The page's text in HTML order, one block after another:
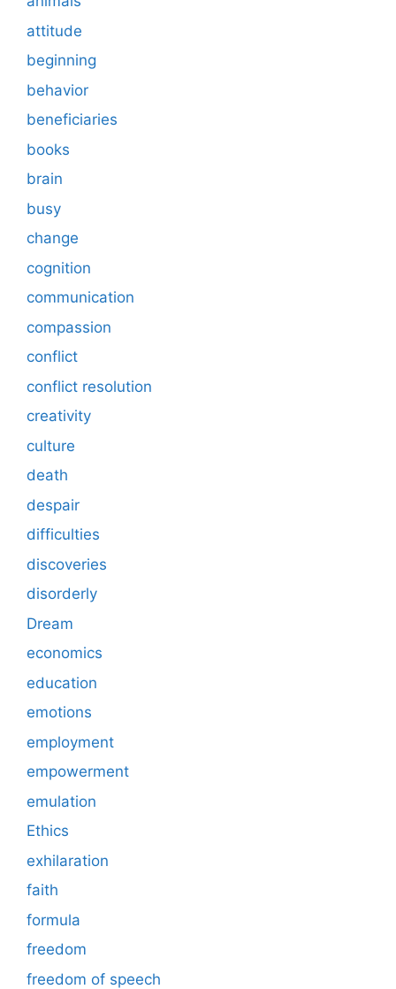
attitude
beginning
behavior
beneficiaries
books
brain
busy
change
cognition
communication
compassion
conflict
conflict resolution
creativity
culture
death
despair
difficulties
discoveries
disorderly
Dream
economics
education
emotions
employment
empowerment
emulation
Ethics
exhilaration
faith
formula
freedom
freedom of speech